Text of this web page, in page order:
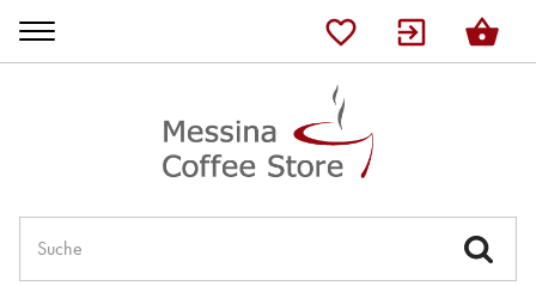
Ascaso